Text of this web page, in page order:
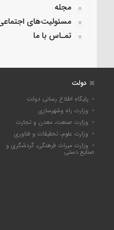
مجله
مسئولیت‌های
تمـاس با ما
دولت
پایگاه اطلاع رسانی دولت
وزارت راه وشهرسازی
وزارت صنعت، معدن و تجارت
وزارت علوم، تحقیقات و فناوری
وزارت میراث فرهنگی، گردشگری و
صنایع دستی